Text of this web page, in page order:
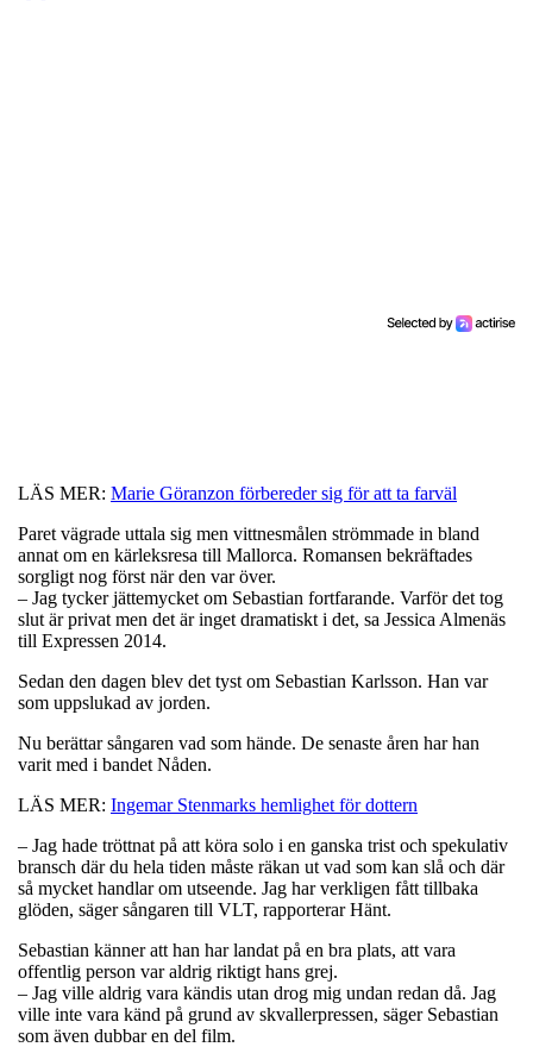
LÄS MER: Marie Göranzon förbereder sig för att ta farväl
Paret vägrade uttala sig men vittnesmålen strömmade in bland
annat om en kärleksresa till Mallorca. Romansen bekräftades
sorgligt nog först när den var över.
– Jag tycker jättemycket om Sebastian fortfarande. Varför det tog
slut är privat men det är inget dramatiskt i det, sa Jessica Almenäs
till Expressen 2014.
Sedan den dagen blev det tyst om Sebastian Karlsson. Han var
som uppslukad av jorden.
Nu berättar sångaren vad som hände. De senaste åren har han
varit med i bandet Nåden.
LÄS MER: Ingemar Stenmarks hemlighet för dottern
– Jag hade tröttnat på att köra solo i en ganska trist och spekulativ
bransch där du hela tiden måste räkan ut vad som kan slå och där
så mycket handlar om utseende. Jag har verkligen fått tillbaka
glöden, säger sångaren till VLT, rapporterar Hänt.
Sebastian känner att han har landat på en bra plats, att vara
offentlig person var aldrig riktigt hans grej.
– Jag ville aldrig vara kändis utan drog mig undan redan då. Jag
ville inte vara känd på grund av skvallerpressen, säger Sebastian
som även dubbar en del film.